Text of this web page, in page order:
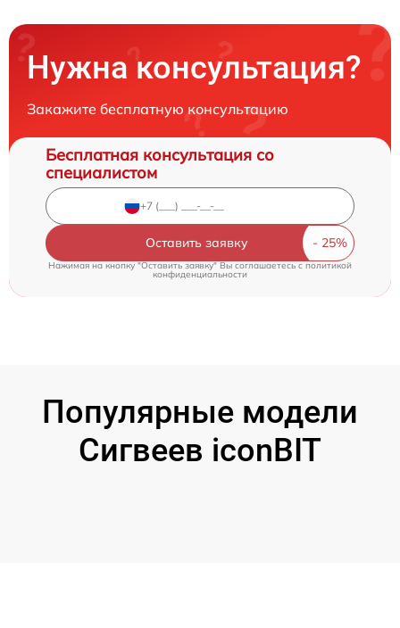
Нужна консультация?
Закажите бесплатную консультацию
Бесплатная консультация со
специалистом
Оставить заявку
Нажимая на кнопку "Оставить заявку" Вы соглашаетесь cполитикой
конфиденциальности
Популярные модели
Сигвеев iconBIT